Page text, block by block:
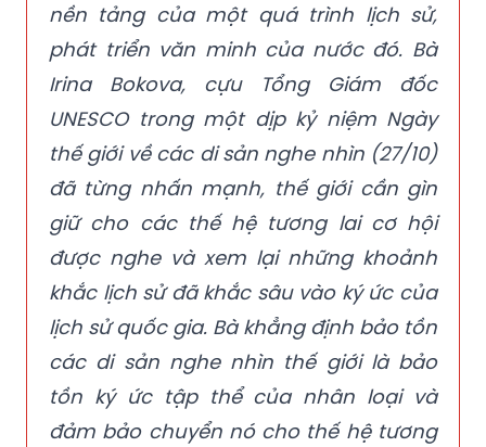
nền tảng của một quá trình lịch sử,
phát triển văn minh của nước đó. Bà
Irina Bokova, cựu Tổng Giám đốc
UNESCO trong một dịp kỷ niệm Ngày
thế giới về các di sản nghe nhìn (27/10)
đã từng nhấn mạnh, thế giới cần gìn
giữ cho các thế hệ tương lai cơ hội
được nghe và xem lại những khoảnh
khắc lịch sử đã khắc sâu vào ký ức của
lịch sử quốc gia. Bà khẳng định bảo tồn
các di sản nghe nhìn thế giới là bảo
tồn ký ức tập thể của nhân loại và
đảm bảo chuyển nó cho thế hệ tương